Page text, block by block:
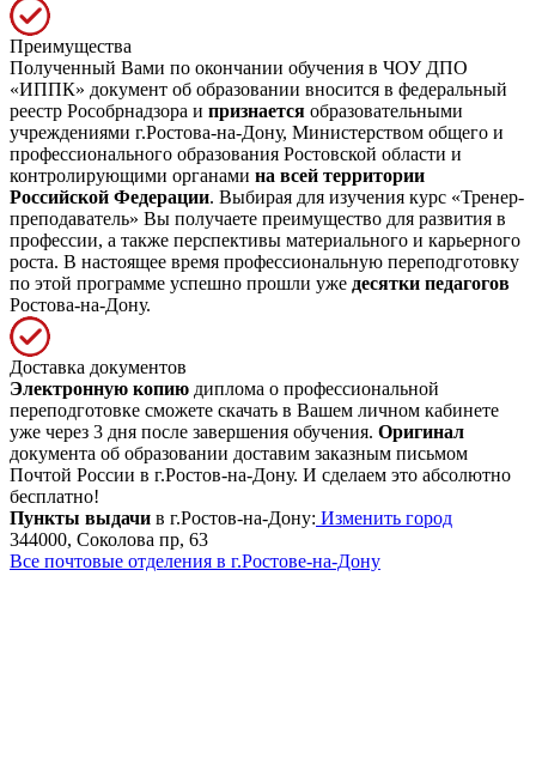
Преимущества
Полученный Вами по окончании обучения в ЧОУ ДПО
«ИППК» документ об образовании вносится в федеральный
реестр Рособрнадзора и признается образовательными
учреждениями г.Ростова-на-Дону, Министерством общего и
профессионального образования Ростовской области и
контролирующими органами на всей территории
Российской Федерации. Выбирая для изучения курс «Тренер-
преподаватель» Вы получаете преимущество для развития в
профессии, а также перспективы материального и карьерного
роста. В настоящее время профессиональную переподготовку
по этой программе успешно прошли уже десятки педагогов
Ростова-на-Дону.
Доставка документов
Электронную копию диплома о профессиональной
переподготовке сможете скачать в Вашем личном кабинете
уже через 3 дня после завершения обучения. Оригинал
документа об образовании доставим заказным письмом
Почтой России в г.Ростов-на-Дону. И сделаем это абсолютно
бесплатно!
Пункты выдачи в г.Ростов-на-Дону: Изменить город
344000, Соколова пр, 63
Все почтовые отделения в г.Ростове-на-Дону